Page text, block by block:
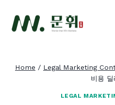
content
Home / Legal Marketing
비용 딜
LEGAL